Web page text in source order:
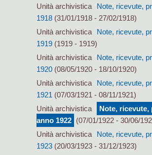
Unità archivistica
Note, ricevute,
1918 (31/01/1918 - 27/02/1918)
Unità archivistica
Note, ricevute,
1919 (1919 - 1919)
Unità archivistica
Note, ricevute,
1920 (08/05/1920 - 18/10/1920)
Unità archivistica
Note, ricevute,
1921 (07/03/1921 - 08/11/1921)
Unità archivistica
Note,
anno 1922 (07/01/1922 - 30/06/
Unità archivistica
Note, ricevute,
1923 (20/03/1923 - 31/12/1923)